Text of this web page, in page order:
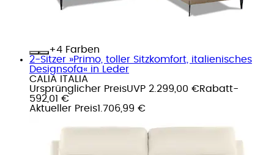
+
Farben
2-Sitzer »Primo, toller Sitzkomfort, italienisches
Designsofa« in Leder
CALIA ITALIA
Ursprünglicher PreisUVP 2.299,00 €Rabatt-
592,01 €
Aktueller Preis1.706,99 €